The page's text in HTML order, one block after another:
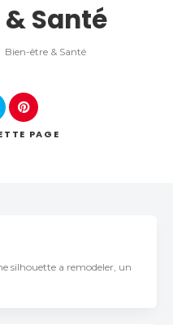
Santé
Bien-être & Santé
PAGE
silhouette a remodeler, un